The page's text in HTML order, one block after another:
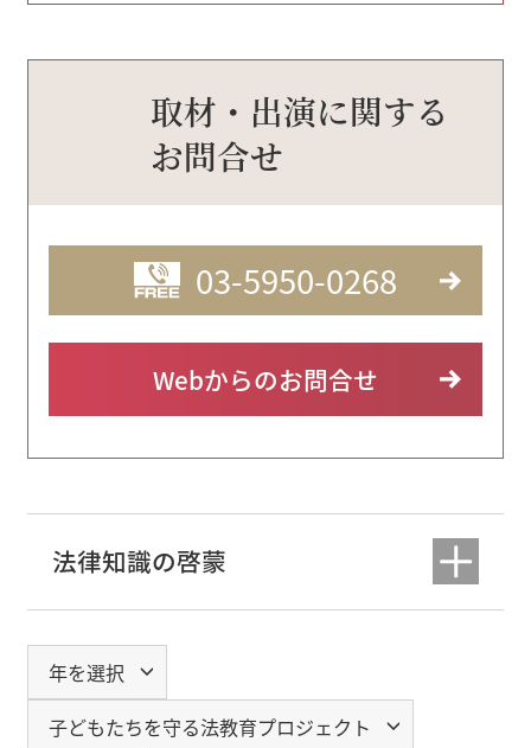
取材・出演に関する
お問合せ
03-5950-0268
Webからのお問合せ
法律知識の啓蒙